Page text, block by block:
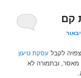
קם
לקבל עסקת טיעון
ובתמורה לא